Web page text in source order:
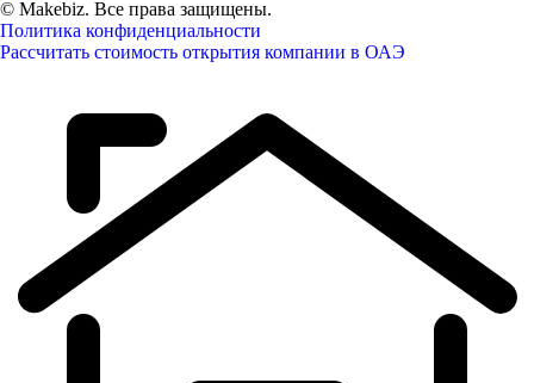
© Makebiz. Все права защищены.
Политика конфиденциальности
Рассчитать стоимость открытия компании в ОАЭ